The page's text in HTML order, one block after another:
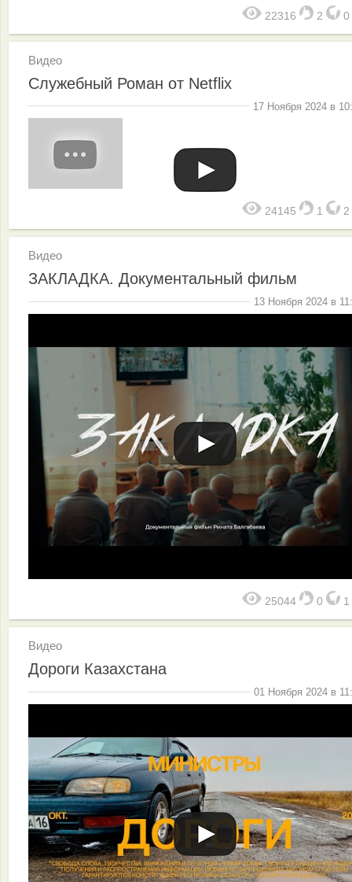
22316 2 0
Видео
Служебный Роман от Netflix
17 Ноября 2024 в
24145 1 2
Видео
ЗАКЛАДКА. Документальный фильм
13 Ноября 2024 в
25044 0 1
Видео
Дороги Казахстана
01 Ноября 2024 в